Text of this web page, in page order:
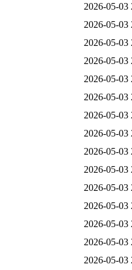
2026-05-03
2026-05-03
2026-05-03
2026-05-03
2026-05-03
2026-05-03
2026-05-03
2026-05-03
2026-05-03
2026-05-03
2026-05-03
2026-05-03
2026-05-03
2026-05-03
2026-05-03